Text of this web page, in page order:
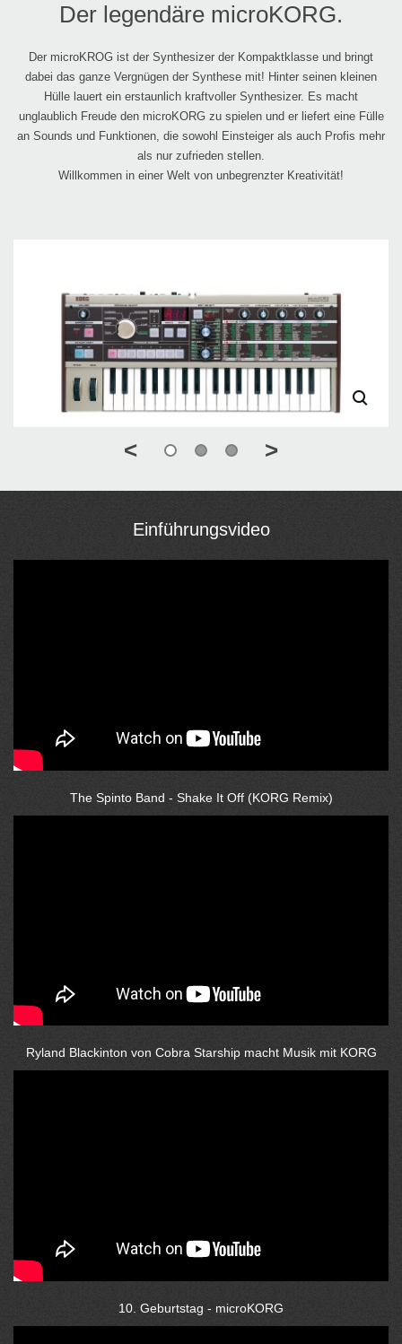
Der legendäre microKORG.
Der microKROG ist der Synthesizer der Kompaktklasse und bringt
dabei das ganze Vergnügen der Synthese mit! Hinter seinen kleinen
Hülle lauert ein erstaunlich kraftvoller Synthesizer. Es macht
unglaublich Freude den microKORG zu spielen und er liefert eine Fülle
an Sounds und Funktionen, die sowohl Einsteiger als auch Profis mehr
als nur zufrieden stellen.
Willkommen in einer Welt von unbegrenzter Kreativität!
< >
Einführungsvideo
The Spinto Band - Shake It Off (KORG Remix)
Ryland Blackinton von Cobra Starship macht Musik mit KORG
10. Geburtstag - microKORG